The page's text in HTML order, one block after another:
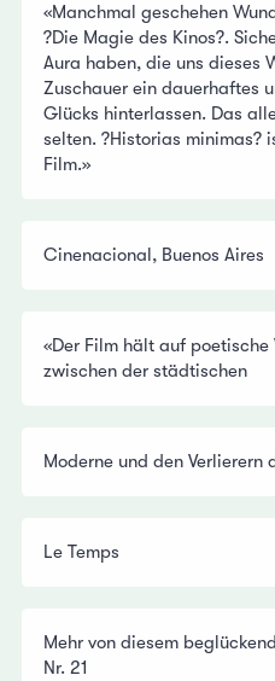
«Manchmal geschehen
?Die Magie des Kinos?.
Aura haben, die uns dieses
Zuschauer ein dauerhaftes
Glücks hinterlassen. Das
selten. ?Historias minimas?
Film.»
Cinenacional, Buenos Aires
«Der Film hält auf poetische
zwischen der städtischen
Moderne und den Verlierern
Le Temps
Mehr von diesem
Nr. 21